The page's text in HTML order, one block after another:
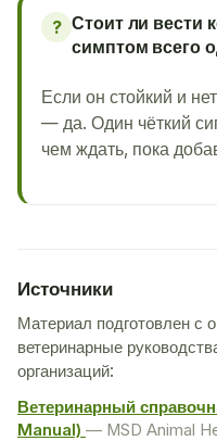
? Стоит ли вести
симптом всего
Если он стойкий и
— да. Один чёткий
чем ждать, пока
Источники
Материал подготовлен с
ветеринарные
организаций:
Ветеринарный
Manual) — MSD Animal